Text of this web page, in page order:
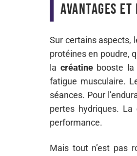
Avantages
Sur certains aspects,
protéines en poudre,
la créatinebooste la
fatigue musculaire.
séances. Pour
pertes hydriques. La
performance.
Mais tout n’est pas